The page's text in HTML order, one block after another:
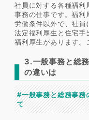
社員に対する各種福利
事務の仕事です。福利
労働条件以外で、社員
法定福利厚生と住宅手
福利厚生があります。
3.一般事務と総
の違いは
#一般事務と総務事務
て